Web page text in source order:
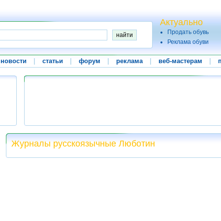
Актуально
Продать обувь
Реклама обуви
новости статьи форум реклама веб-мастерам
Журналы русскоязычные Люботин